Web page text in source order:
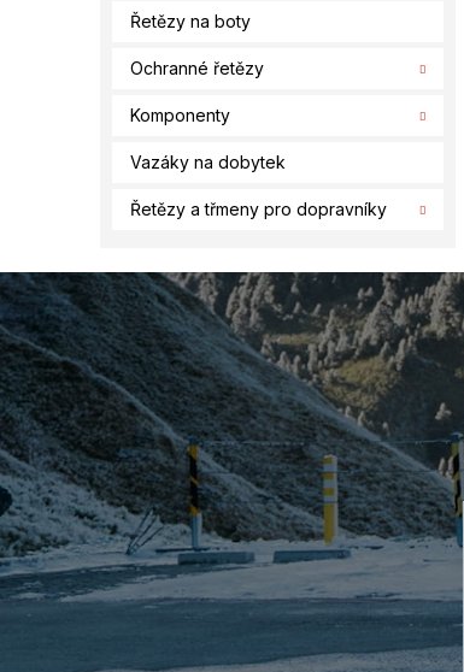
Řetězy na boty
Ochranné řetězy
Komponenty
Vazáky na dobytek
Řetězy a třmeny pro dopravníky
Z
á
p
a
t
í